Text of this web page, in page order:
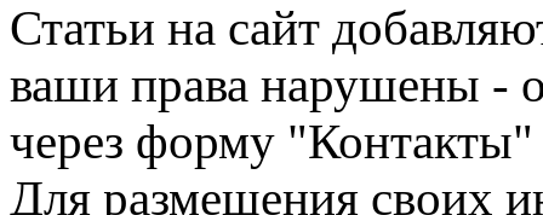
Статьи на сайт
ваши права нарушены -
через форму "Контакты"
Для размещения своих